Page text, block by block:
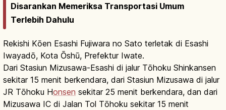
Disarankan Memeriksa Transportasi Umum
Terlebih Dahulu
Rekishi Kōen Esashi Fujiwara no Sato terletak di Esashi
Iwayadō, Kota Ōshū, Prefektur Iwate.
Dari Stasiun Mizusawa-Esashi di jalur Tōhoku Shinkansen
sekitar 15 menit berkendara, dari Stasiun Mizusawa di jalur
JR Tōhoku Honsen sekitar 25 menit berkendara, dan dari
Mizusawa IC di Jalan Tol Tōhoku sekitar 15 menit